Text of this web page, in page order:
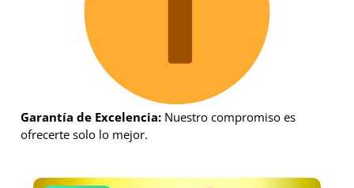
Garantía de Excelencia: Nuestro compromiso es
ofrecerte solo lo mejor.